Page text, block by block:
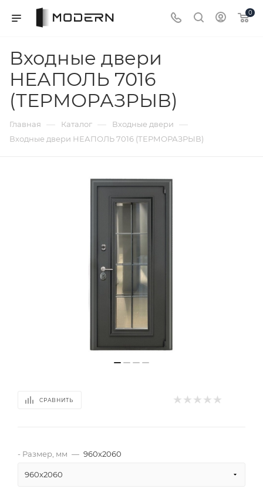
0
Входные двери
НЕАПОЛЬ 7016
(ТЕРМОРАЗРЫВ)
Главная — Каталог — Входные двери —
Входные двери НЕАПОЛЬ 7016 (ТЕРМОРАЗРЫВ)
СРАВНИТЬ
- Размер, мм — 960х2060
960х2060